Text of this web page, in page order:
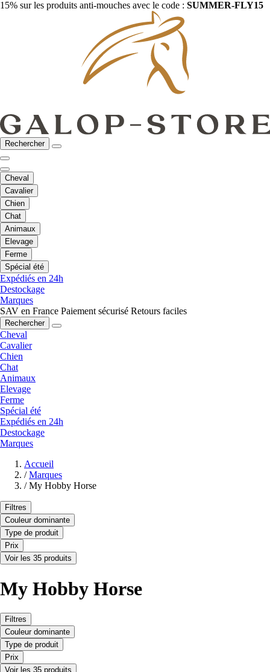
15% sur les produits anti-mouches avec le code : SUMMER-FLY15
Rechercher
Cheval
Cavalier
Chien
Chat
Animaux
Elevage
Ferme
Spécial été
Expédiés en 24h
Destockage
Marques
SAV en France Paiement sécurisé Retours faciles
Rechercher
Cheval
Cavalier
Chien
Chat
Animaux
Elevage
Ferme
Spécial été
Expédiés en 24h
Destockage
Marques
Accueil
/ Marques
/ My Hobby Horse
Filtres
Couleur dominante
Type de produit
Prix
Voir les 35 produits
My Hobby Horse
Filtres
Couleur dominante
Type de produit
Prix
Voir les 35 produits